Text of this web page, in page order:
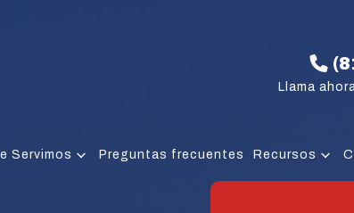
Llama
Servimos Preguntas frecuentes Recursos